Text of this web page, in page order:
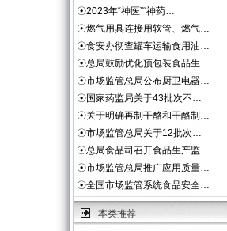
☉2023年“神医”“神药…
☉燃气用具连接用软管、燃气…
☉食安办彻查罐车运输食用油…
☉总局鼓励优化预包装食品生…
☉市场监管总局公布厨卫电器…
☉国家药监局关于43批次不…
☉关于明确再制干酪和干酪制…
☉市场监管总局关于12批次…
☉总局食品司召开食品生产监…
☉市场监管总局推广应用质量…
☉全国市场监管系统食品安全…
本类推荐